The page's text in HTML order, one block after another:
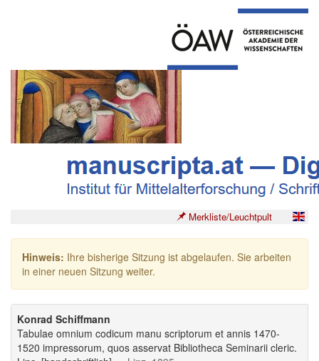
Merkliste/Leuchtpult
Hinweis: Ihre bisherige Sitzung ist abgelaufen. Sie arbeiten
in einer neuen Sitzung weiter.
Konrad Schiffmann
Tabulae omnium codicum manu scriptorum et annis 1470-
1520 impressorum, quos asservat Bibliotheca Seminarii cleric.